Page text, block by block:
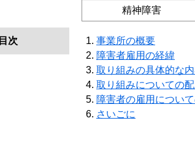
精神障害
目次
事業所の概要
障害者雇用の経緯
取り組みの具体的な
取り組みについての
障害者の雇用につい
さいごに